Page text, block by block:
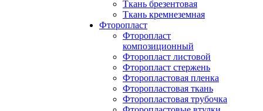
Ткань брезентовая
Ткань кремнеземная
Фторопласт
Фторопласт
композиционный
Фторопласт листовой
Фторопласт стержень
Фторопластовая пленка
Фторопластовая ткань
Фторопластовая трубочка